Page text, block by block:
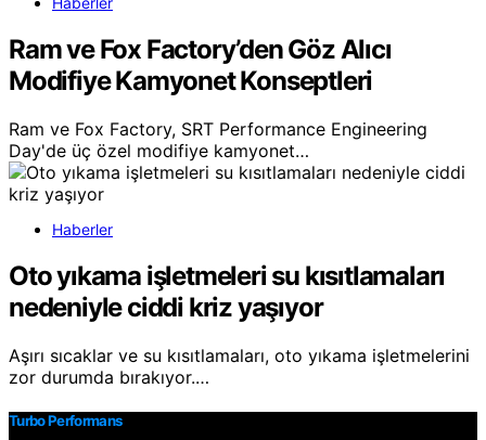
Ram ve Fox Factory’den Göz Alıcı
Modifiye Kamyonet Konseptleri
Ram ve Fox Factory, SRT Performance Engineering
Day'de üç özel modifiye kamyonet…
Haberler
Oto yıkama işletmeleri su kısıtlamaları
nedeniyle ciddi kriz yaşıyor
Aşırı sıcaklar ve su kısıtlamaları, oto yıkama işletmelerini
zor durumda bırakıyor.…
Turbo Performans